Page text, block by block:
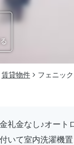
賃貸物件 フェニッ
礼金なし♪オー
いて室内洗濯機置